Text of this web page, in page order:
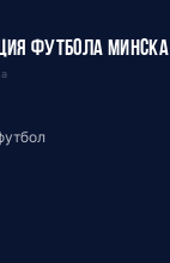
футбола Минска